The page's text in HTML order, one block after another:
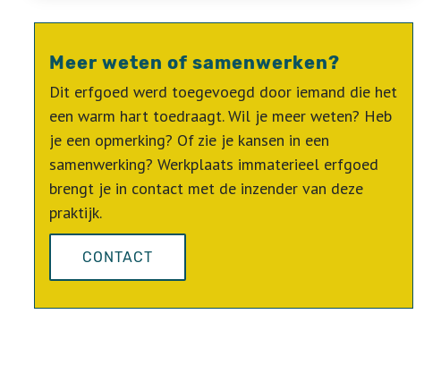
Meer weten of samenwerken?
Dit erfgoed werd toegevoegd door iemand die het
een warm hart toedraagt. Wil je meer weten? Heb
je een opmerking? Of zie je kansen in een
samenwerking? Werkplaats immaterieel erfgoed
brengt je in contact met de inzender van deze
praktijk.
CONTACT